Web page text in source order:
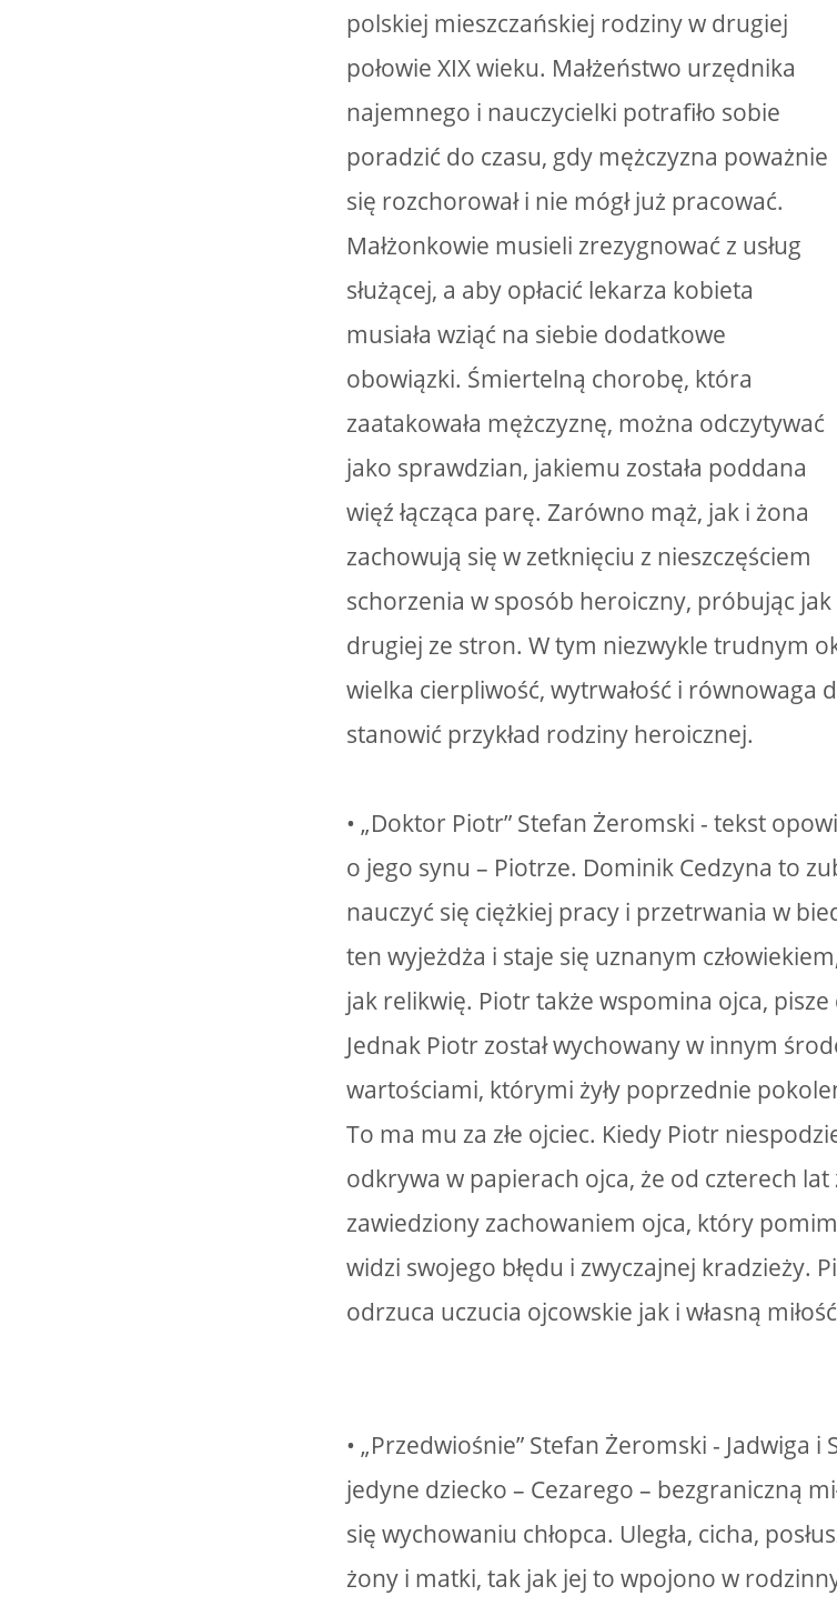
polskiej mieszczańskiej rodziny w drugiej
połowie XIX wieku. Małżeństwo urzędnika
najemnego i nauczycielki potrafiło sobie
poradzić do czasu, gdy mężczyzna poważnie
się rozchorował i nie mógł już pracować.
Małżonkowie musieli zrezygnować z usług
służącej, a aby opłacić lekarza kobieta
musiała wziąć na siebie dodatkowe
obowiązki. Śmiertelną chorobę, która
zaatakowała mężczyznę, można odczytywać
jako sprawdzian, jakiemu została poddana
więź łącząca parę. Zarówno mąż, jak i żona
zachowują się w zetknięciu z nieszczęściem
schorzenia w sposób heroiczny, próbując
drugiej ze stron. W tym niezwykle trudnym
wielka cierpliwość, wytrwałość i równowaga
stanowić przykład rodziny heroicznej.
• „Doktor Piotr” Stefan Żeromski - tekst
o jego synu – Piotrze. Dominik Cedzyna to
nauczyć się ciężkiej pracy i przetrwania w
ten wyjeżdża i staje się uznanym
jak relikwię. Piotr także wspomina ojca,
Jednak Piotr został wychowany w innym
wartościami, którymi żyły poprzednie
To ma mu za złe ojciec. Kiedy Piotr
odkrywa w papierach ojca, że od czterech
zawiedziony zachowaniem ojca, który
widzi swojego błędu i zwyczajnej kradzieży.
odrzuca uczucia ojcowskie jak i własną
• „Przedwiośnie” Stefan Żeromski - Jadwiga
jedyne dziecko – Cezarego – bezgraniczną
się wychowaniu chłopca. Uległa, cicha,
żony i matki, tak jak jej to wpojono w